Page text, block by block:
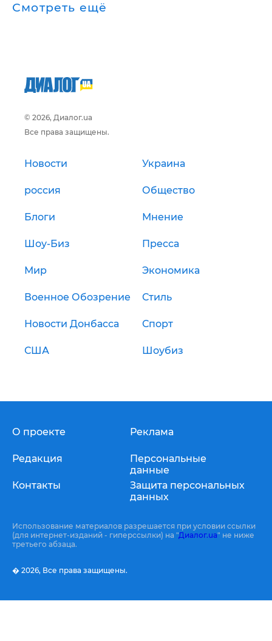
Смотреть ещё
© 2026, Диалог.ua
Все права защищены.
Новости Украина
россия Общество
Блоги Мнение
Шоу-Биз Пресса
Мир Экономика
Военное Обозрение Стиль
Новости Донбасса Спорт
США Шоубиз
О проекте
Редакция
Контакты
Реклама
Персональные
данные
Защита персональных
данных
Использование материалов разрешается при условии ссылки
(для интернет-изданий - гиперссылки) на "Диалог.ua" не ниже
третьего абзаца.
� 2026, Все права защищены.